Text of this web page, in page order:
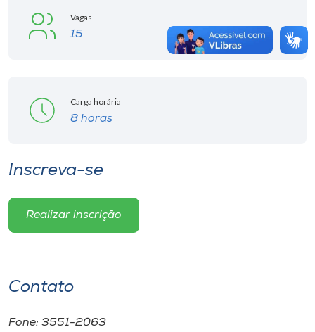
Vagas
15
Carga horária
8 horas
Inscreva-se
Realizar inscrição
Contato
Fone: 3551-2063